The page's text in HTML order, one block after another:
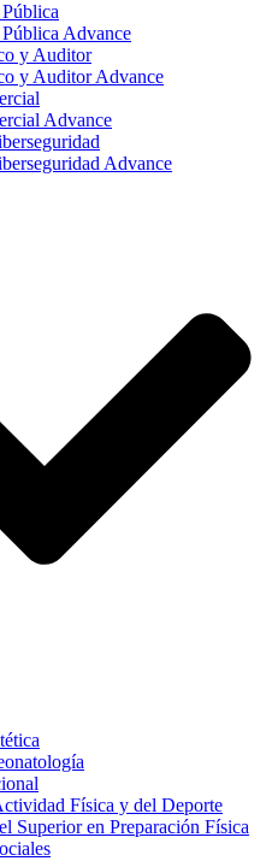
Advance
y Auditor
y Auditor Advance
Advance
Advance
Física y del Deporte
Superior en Preparación Física